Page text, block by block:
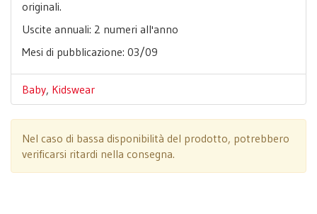
originali.
Uscite annuali: 2 numeri all'anno
Mesi di pubblicazione: 03/09
Baby, Kidswear
Nel caso di bassa disponibilità del prodotto, potrebbero
verificarsi ritardi nella consegna.